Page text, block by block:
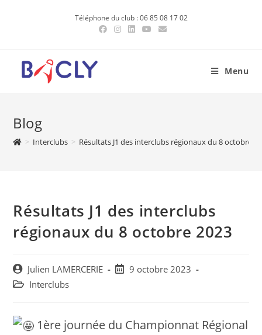
Téléphone du club : 06 85 08 17 02
Menu
Blog
> Interclubs > Résultats J1 des interclubs régionaux du 8 octobre
Résultats J1 des interclubs
régionaux du 8 octobre 2023
Post
author:
Julien LAMERCERIE
Post9 octobre 2023
Post Interclubs
1ère journée du Championnat Régional